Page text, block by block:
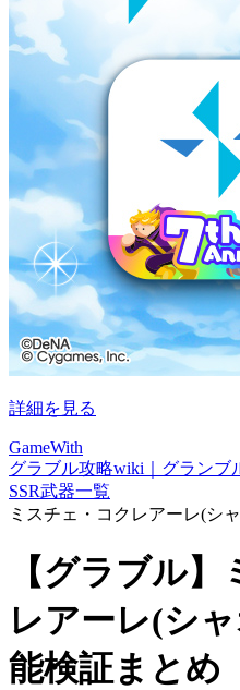
詳細を見る
GameWith
グラブル攻略wiki｜グランブ
SSR武器一覧
ミスチェ・コクレアーレ(シ
【グラブル
レアーレ(シ
能検証まとめ